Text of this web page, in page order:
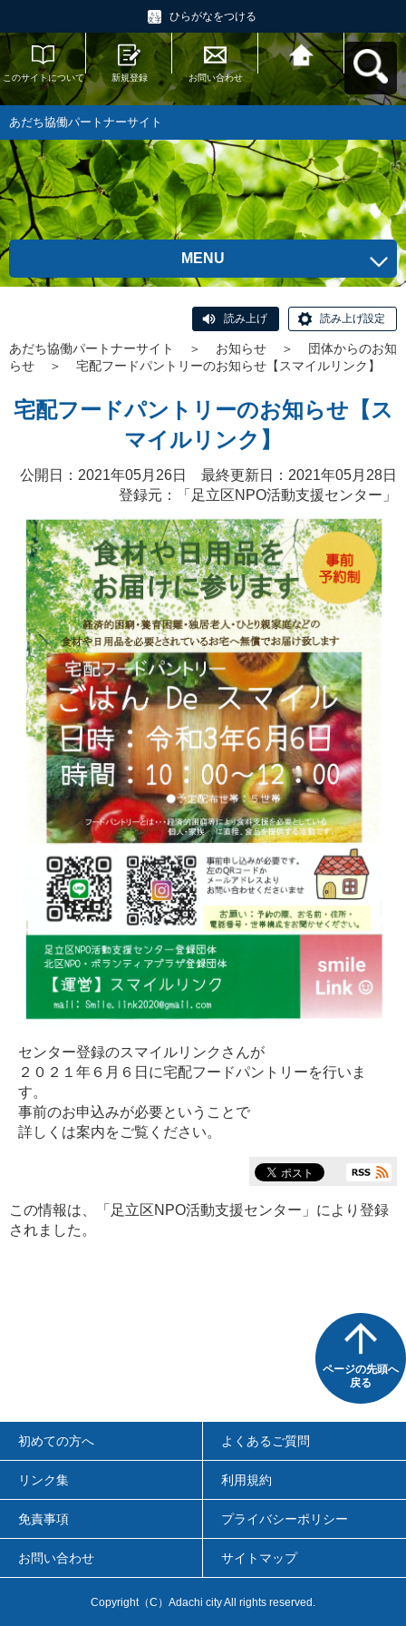
ひらがなをつける
このサイトについて 新規登録 お問い合わせ
あだち協働パートナ
ーサイトへ戻る
あだち協働パートナーサイト
MENU
読み上げ 読み上げ設定
あだち協働パートナーサイト ＞ お知らせ ＞
団体からのお知
らせ
＞ 宅配フードパントリーのお知らせ【スマイルリンク】
宅配フードパントリーのお知らせ【ス
マイルリンク】
公開日：2021年05月26日 最終更新日：2021年05月28日
登録元：「 足立区NPO活動支援センター 」
センター登録のスマイルリンクさんが
２０２１年６月６日に宅配フードパントリーを行いま
す。
事前のお申込みが必要ということで
詳しくは案内をご覧ください。
この情報は、「 足立区NPO活動支援センター 」により登録
されました。
ページの先頭へ
戻る
初めての方へ よくあるご質問
リンク集 利用規約
免責事項 プライバシーポリシー
お問い合わせ サイトマップ
Copyright（C）Adachi city All rights reserved.